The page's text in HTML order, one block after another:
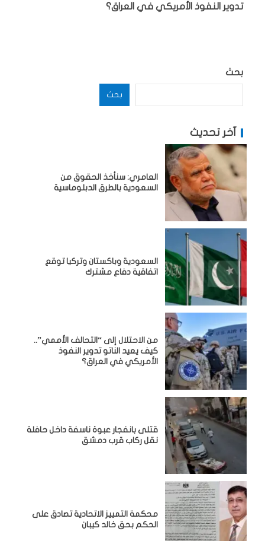
تدوير النفوذ الأمريكي في العراق؟
بحث
بحث
آخر تحديث
العامري: سنأخذ الحقوق من
السعودية بالطرق الدبلوماسية
السعودية وباكستان وتركيا توقع
اتفاقية دفاع مشترك
من الاحتلال إلى “التحالف الأممي”..
كيف يعيد الناتو تدوير النفوذ
الأمريكي في العراق؟
قتلى بانفجار عبوة ناسفة داخل حافلة
نقل ركاب قرب دمشق
محكمة التمييز الاتحادية تصادق على
الحكم بحق خالد كيبان